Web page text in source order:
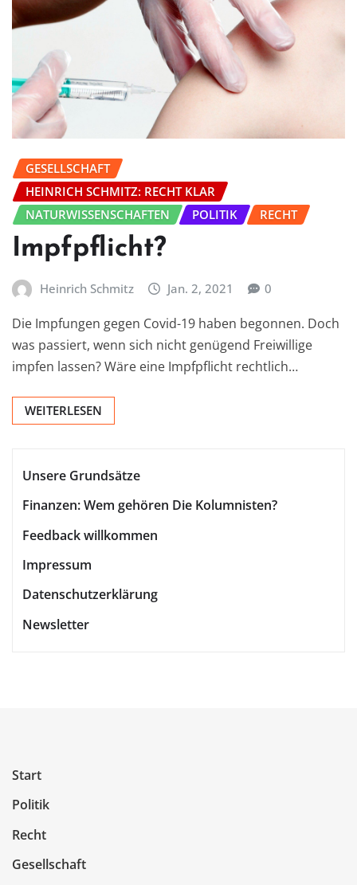
GESELLSCHAFT
HEINRICH SCHMITZ: RECHT KLAR
NATURWISSENSCHAFTEN
POLITIK RECHT
Impfpflicht?
Heinrich Schmitz Jan. 2, 2021 0
Die Impfungen gegen Covid-19 haben begonnen. Doch
was passiert, wenn sich nicht genügend Freiwillige
impfen lassen? Wäre eine Impfpflicht rechtlich…
WEITERLESEN
Unsere Grundsätze
Finanzen: Wem gehören Die Kolumnisten?
Feedback willkommen
Impressum
Datenschutzerklärung
Newsletter
Start
Politik
Recht
Gesellschaft